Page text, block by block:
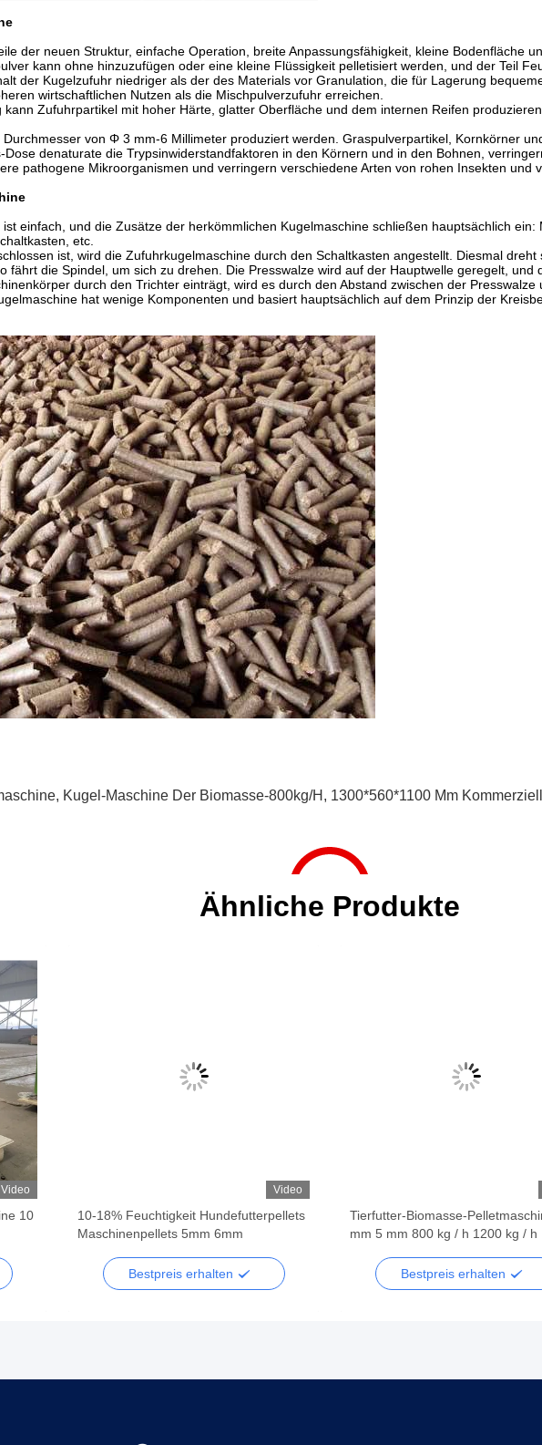
der neuen Struktur, einfache Operation, breite Anpassungsfähigkeit, kleine Bodenfläche
kann ohne hinzuzufügen oder eine kleine Flüssigkeit pelletisiert werden, und der Teil
der Kugelzufuhr niedriger als der des Materials vor Granulation, die für Lagerung
wirtschaftlichen Nutzen als die Mischpulverzufuhr erreichen.
Zufuhrpartikel mit hoher Härte, glatter Oberfläche und dem internen Reifen
von Φ 3 mm-6 Millimeter produziert werden. Graspulverpartikel, Kornkörner
denaturate die Trypsinwiderstandfaktoren in den Körnern und in den Bohnen,
pathogene Mikroorganismen und verringern verschiedene Arten von rohen Insekten und
einfach, und die Zusätze der herkömmlichen Kugelmaschine schließen hauptsächlich ein:
etc.
ist, wird die Zufuhrkugelmaschine durch den Schaltkasten angestellt. Diesmal
fährt die Spindel, um sich zu drehen. Die Presswalze wird auf der Hauptwelle geregelt,
durch den Trichter einträgt, wird es durch den Abstand zwischen der
hat wenige Komponenten und basiert hauptsächlich auf dem Prinzip der
, Kugel-Maschine Der Biomasse-800kg/H , 1300*560*1100 Mm
Ähnliche Produkte
Video
10
Video
10-18% Feuchtigkeit Hundefutterpellets
Maschinenpellets 5mm 6mm
Bestpreis erhalten
Tierfutter-Biomasse-
mm 5 mm 800 kg / h 1200 kg / h
Bestpreis erhalten